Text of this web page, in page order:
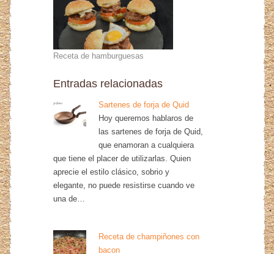
Receta de hamburguesas
Entradas relacionadas
Sartenes de forja de Quid
Hoy queremos hablaros de
las sartenes de forja de Quid,
que enamoran a cualquiera
que tiene el placer de utilizarlas. Quien
aprecie el estilo clásico, sobrio y
elegante, no puede resistirse cuando ve
una de…
Receta de champiñones con
bacon